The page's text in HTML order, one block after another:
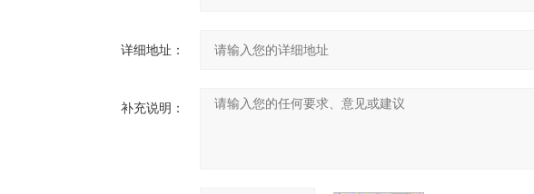
详细地址：
补充说明：